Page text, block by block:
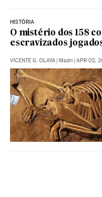
HISTÓRIA
O mistério dos 158
escravizados
VICENTE G. OLAYA | Madri | APR 02,